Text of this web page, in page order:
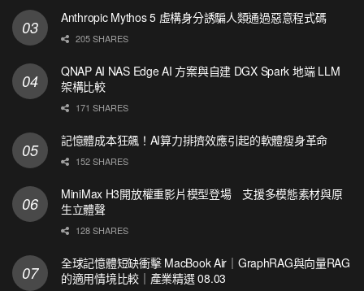
Anthropic Mythos 5 虛構身分誘騙人類通過惡意程式碼
205 SHARES
QNAP AI NAS Edge AI 方案與自建 DGX Spark 地端 LLM
架構比較
171 SHARES
記憶體成本狂飆！AI算力排擠效應引起的軟體瘦身革命
152 SHARES
MiniMax H3開放權重影片模型登場 支援多模態素材與原
生立體聲
128 SHARES
全球記憶體短缺衝擊 MacBook Air｜GraphRAG與向量RAG
的適用情境比較｜產業精選 08.03